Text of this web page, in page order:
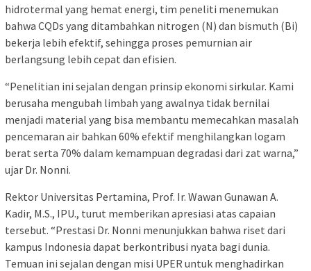
hidrotermal yang hemat energi, tim peneliti menemukan
bahwa CQDs yang ditambahkan nitrogen (N) dan bismuth (Bi)
bekerja lebih efektif, sehingga proses pemurnian air
berlangsung lebih cepat dan efisien.
“Penelitian ini sejalan dengan prinsip ekonomi sirkular. Kami
berusaha mengubah limbah yang awalnya tidak bernilai
menjadi material yang bisa membantu memecahkan masalah
pencemaran air bahkan 60% efektif menghilangkan logam
berat serta 70% dalam kemampuan degradasi dari zat warna,”
ujar Dr. Nonni.
Rektor Universitas Pertamina, Prof. Ir. Wawan Gunawan A.
Kadir, M.S., IPU., turut memberikan apresiasi atas capaian
tersebut. “Prestasi Dr. Nonni menunjukkan bahwa riset dari
kampus Indonesia dapat berkontribusi nyata bagi dunia.
Temuan ini sejalan dengan misi UPER untuk menghadirkan